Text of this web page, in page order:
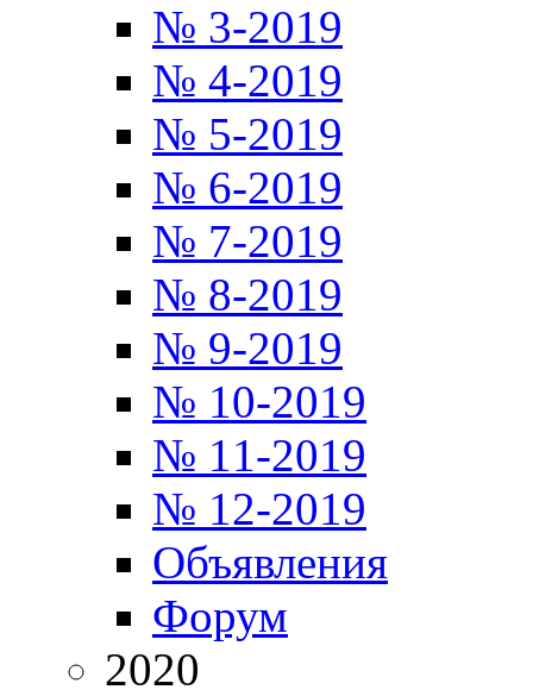
№ 3-2019
№ 4-2019
№ 5-2019
№ 6-2019
№ 7-2019
№ 8-2019
№ 9-2019
№ 10-2019
№ 11-2019
№ 12-2019
Объявления
Форум
2020